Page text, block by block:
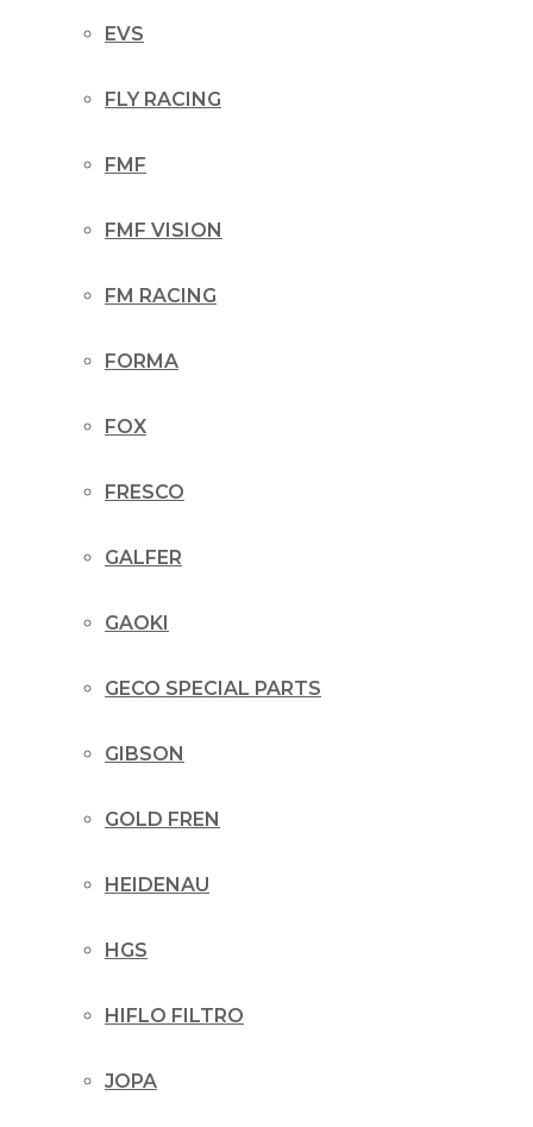
EVS
FLY RACING
FMF
FMF VISION
FM RACING
FORMA
FOX
FRESCO
GALFER
GAOKI
GECO SPECIAL PARTS
GIBSON
GOLD FREN
HEIDENAU
HGS
HIFLO FILTRO
JOPA